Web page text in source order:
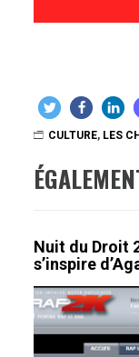
CULTURE, LES
Nuit du Droit
s’inspire